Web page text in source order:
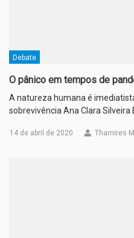
Debate
O pânico em tempos de
A natureza humana é
sobrevivência Ana Clara Silveira
14 de abril de 2020 Thamires